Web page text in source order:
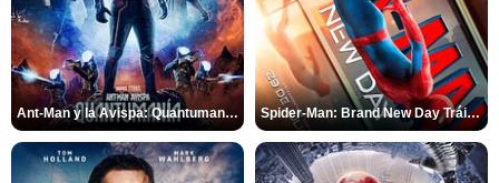
Ant-Man y la Avispa: Quantumanía Tráiler (2) Spider-Man: Brand New Day Tráiler (3)